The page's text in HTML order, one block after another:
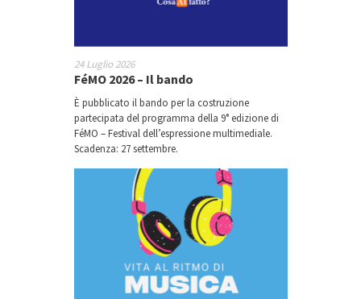
24 Luglio 2026
FéMO 2026 – Il bando
È pubblicato il bando per la costruzione
partecipata del programma della 9° edizione di
FéMO – Festival dell’espressione multimediale.
Scadenza: 27 settembre.